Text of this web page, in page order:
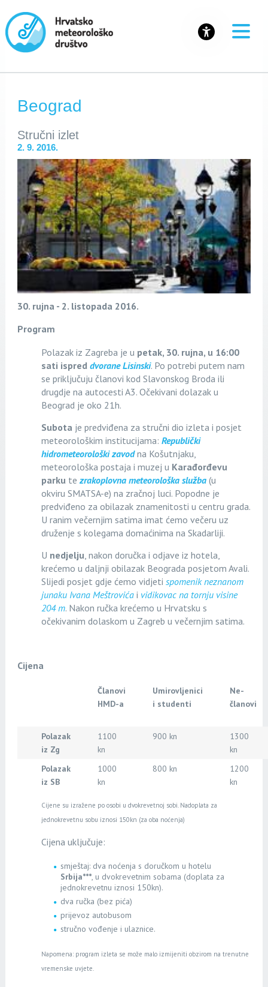
Beograd
Stručni izlet
2. 9. 2016.
30. rujna - 2. listopada 2016.
Program
Polazak iz Zagreba je u petak, 30. rujna, u 16:00
sati ispred dvorane Lisinski. Po potrebi putem nam
se priključuju članovi kod Slavonskog Broda ili
drugdje na autocesti A3. Očekivani dolazak u
Beograd je oko 21h.
Subota je predviđena za stručni dio izleta i posjet
meteorološkim institucijama: Republički
hidrometeorološki zavodna Košutnjaku,
meteorološka postaja i muzej u Karađorđevu
parku te zrakoplovna meteorološka služba(u
okviru SMATSA-e) na zračnoj luci. Popodne je
predviđeno za obilazak znamenitosti u centru grada.
U ranim večernjim satima imat ćemo večeru uz
druženje s kolegama domaćinima na Skadarliji.
U nedjelju, nakon doručka i odjave iz hotela,
krećemo u daljnji obilazak Beograda posjetom Avali.
Slijedi posjet gdje ćemo vidjeti spomenik neznanom
junaku Ivana Meštrovićai vidikovac na tornju visine
204 m. Nakon ručka krećemo u Hrvatsku s
očekivanim dolaskom u Zagreb u večernjim satima.
Cijena
Članovi
HMD-a
Umirovljenici
i studenti
Ne-
članovi
Polazak
iz Zg
1100
kn
900 kn
1300
kn
Polazak
iz SB
1000
kn
800 kn
1200
kn
Cijene su izražene po osobi u dvokrevetnoj sobi. Nadoplata za
jednokrevetnu sobu iznosi 150kn (za oba noćenja)
Cijena uključuje:
smještaj: dva noćenja s doručkom u hotelu
Srbija***, u dvokrevetnim sobama (doplata za
jednokrevetnu iznosi 150kn).
dva ručka (bez pića)
prijevoz autobusom
stručno vođenje i ulaznice.
Napomena: program izleta se može malo izmijeniti obzirom na trenutne
vremenske uvjete.